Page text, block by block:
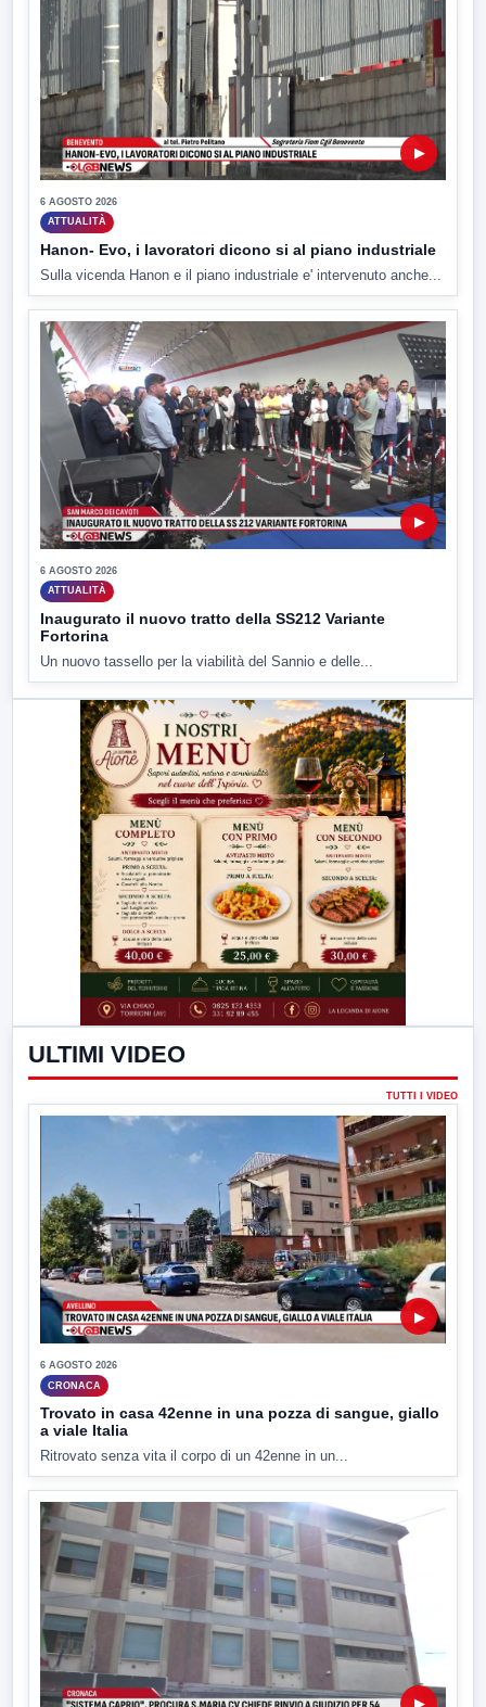
▶
6 AGOSTO 2026
ATTUALITÀ
Hanon- Evo, i lavoratori dicono si al piano industriale
Sulla vicenda Hanon e il piano industriale e' intervenuto anche...
▶
6 AGOSTO 2026
ATTUALITÀ
Inaugurato il nuovo tratto della SS212 Variante
Fortorina
Un nuovo tassello per la viabilità del Sannio e delle...
ULTIMI VIDEO
TUTTI I VIDEO
▶
6 AGOSTO 2026
CRONACA
Trovato in casa 42enne in una pozza di sangue, giallo
a viale Italia
Ritrovato senza vita il corpo di un 42enne in un...
▶